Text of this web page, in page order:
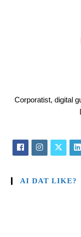
Corporatist, digital
AI DAT LIKE?